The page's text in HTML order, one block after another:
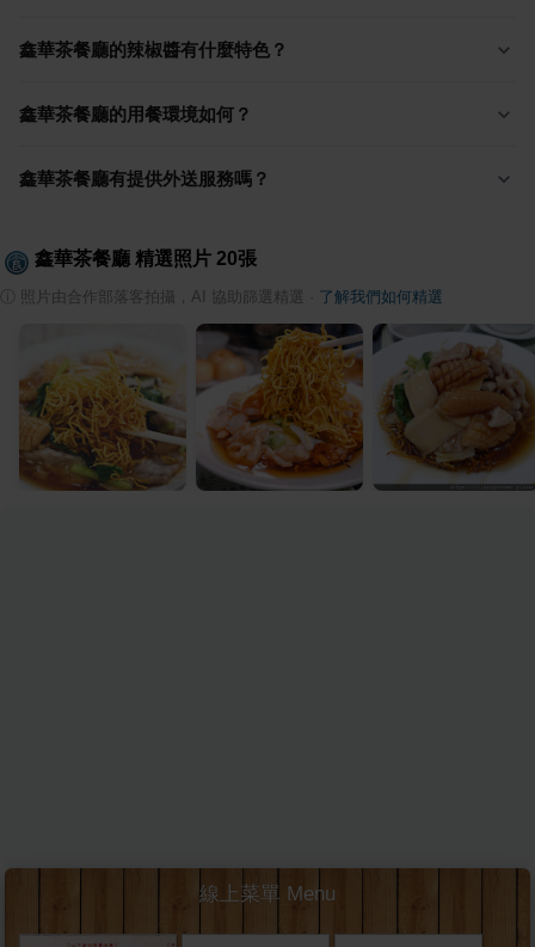
鑫華茶餐廳的辣椒醬有什麼特色？
鑫華茶餐廳的用餐環境如何？
鑫華茶餐廳有提供外送服務嗎？
鑫華茶餐廳 精選照片 20張
照片由合作部落客拍攝，AI 協助篩選精選 了解我們如何精選
線上菜單 Menu